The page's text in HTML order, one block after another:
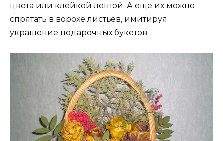
цвета или клейкой лентой. А еще их можно
спрятать в ворохе листьев, имитируя
украшение подарочных букетов.